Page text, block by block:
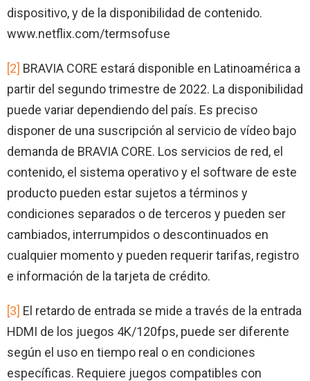
dispositivo, y de la disponibilidad de contenido.
www.netflix.com/termsofuse
[2] BRAVIA CORE estará disponible en Latinoamérica a
partir del segundo trimestre de 2022. La disponibilidad
puede variar dependiendo del país. Es preciso
disponer de una suscripción al servicio de vídeo bajo
demanda de BRAVIA CORE. Los servicios de red, el
contenido, el sistema operativo y el software de este
producto pueden estar sujetos a términos y
condiciones separados o de terceros y pueden ser
cambiados, interrumpidos o descontinuados en
cualquier momento y pueden requerir tarifas, registro
e información de la tarjeta de crédito.
[3] El retardo de entrada se mide a través de la entrada
HDMI de los juegos 4K/120fps, puede ser diferente
según el uso en tiempo real o en condiciones
específicas. Requiere juegos compatibles con